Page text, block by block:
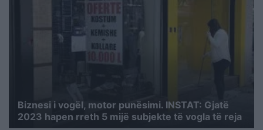
Biznesi i vogël, motor punësimi. INSTAT: Gjatë
2023 hapen rreth 5 mijë subjekte të vogla të reja